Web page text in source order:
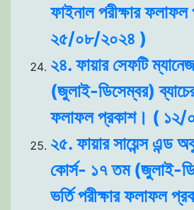
ফাইনাল পরীক্ষার
২৫/০৮/২০২৪ )
২৪. ফায়ার সেফটি
(জুলাই-ডিসেম্বর) ব্যাচের
ফলাফল প্রকাশ। (
২৫. ফায়ার সায়েন্স এন্ড
কোর্স- ১৭ তম (জুলাই-
ভর্তি পরীক্ষার ফলাফল